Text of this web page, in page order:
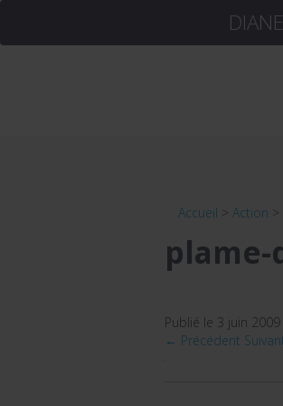
Accueil > Action >
plame-
Publié le 3 juin 2009
← Précédent